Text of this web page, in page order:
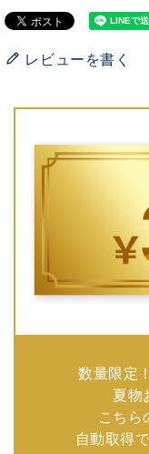
レビューを書く
数量限定
夏物
こちら
自動取得